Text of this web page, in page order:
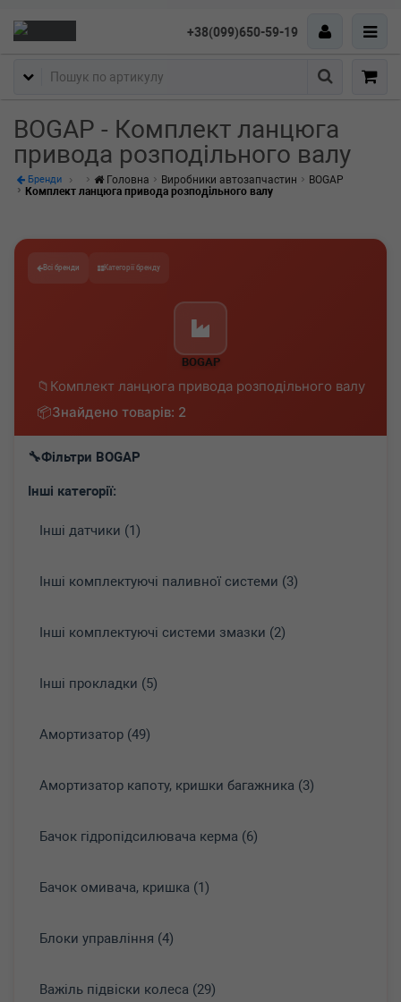
+38(099)650-59-19
Пошук
BOGAP - Комплект ланцюга
привода розподільного валу
Бренди Головна Виробники автозапчастин
BOGAP
Комплект ланцюга привода розподільного валу
Всі бренди Категорії бренду
BOGAP
Комплект ланцюга привода розподільного валу
Знайдено товарів: 2
Фільтри BOGAP
Інші категорії:
Інші датчики (1)
Інші комплектуючі паливної системи (3)
Інші комплектуючі системи змазки (2)
Інші прокладки (5)
Амортизатор (49)
Амортизатор капоту, кришки багажника (3)
Бачок гідропідсилювача керма (6)
Бачок омивача, кришка (1)
Блоки управління (4)
Важіль підвіски колеса (29)